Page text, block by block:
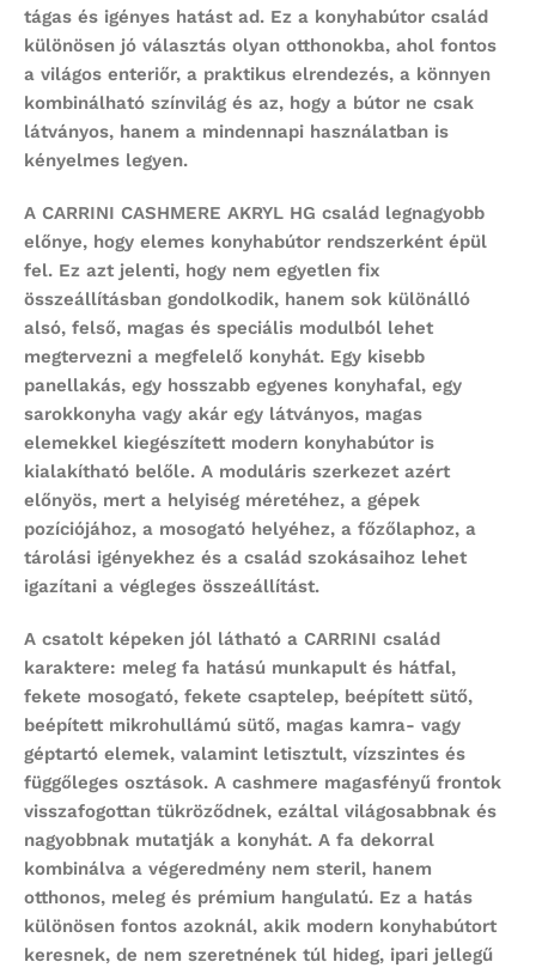
tágas és igényes hatást ad. Ez a konyhabútor család
különösen jó választás olyan otthonokba, ahol fontos
a világos enteriőr, a praktikus elrendezés, a könnyen
kombinálható színvilág és az, hogy a bútor ne csak
látványos, hanem a mindennapi használatban is
kényelmes legyen.
A CARRINI CASHMERE AKRYL HG család legnagyobb
előnye, hogy elemes konyhabútor rendszerként épül
fel. Ez azt jelenti, hogy nem egyetlen fix
összeállításban gondolkodik, hanem sok különálló
alsó, felső, magas és speciális modulból lehet
megtervezni a megfelelő konyhát. Egy kisebb
panellakás, egy hosszabb egyenes konyhafal, egy
sarokkonyha vagy akár egy látványos, magas
elemekkel kiegészített modern konyhabútor is
kialakítható belőle. A moduláris szerkezet azért
előnyös, mert a helyiség méretéhez, a gépek
pozíciójához, a mosogató helyéhez, a főzőlaphoz, a
tárolási igényekhez és a család szokásaihoz lehet
igazítani a végleges összeállítást.
A csatolt képeken jól látható a CARRINI család
karaktere: meleg fa hatású munkapult és hátfal,
fekete mosogató, fekete csaptelep, beépített sütő,
beépített mikrohullámú sütő, magas kamra- vagy
géptartó elemek, valamint letisztult, vízszintes és
függőleges osztások. A cashmere magasfényű frontok
visszafogottan tükröződnek, ezáltal világosabbnak és
nagyobbnak mutatják a konyhát. A fa dekorral
kombinálva a végeredmény nem steril, hanem
otthonos, meleg és prémium hangulatú. Ez a hatás
különösen fontos azoknál, akik modern konyhabútort
keresnek, de nem szeretnének túl hideg, ipari jellegű